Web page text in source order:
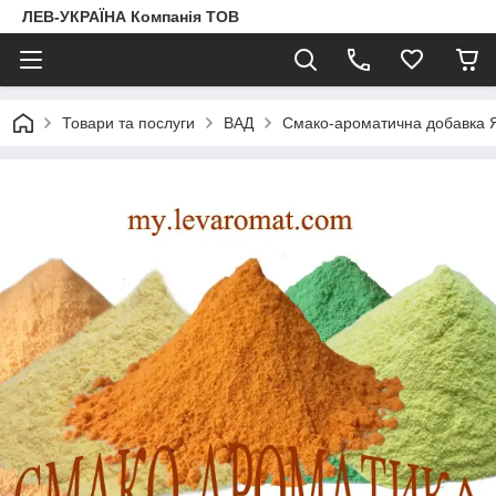
ЛЕВ-УКРАЇНА Компанія ТОВ
Товари та послуги ВАД Смако-ароматична добавка